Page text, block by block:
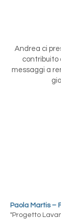
Andrea ci
contribuito
messaggi a
Paola Martis –
"Progetto